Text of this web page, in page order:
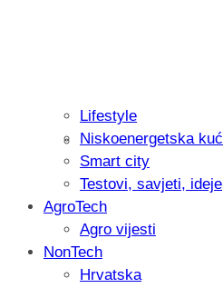
Isprobali smo:
Lifestyle
Niskoenergetska
Smart city
Testovi, savjeti, ideje
AgroTech
Agro vijesti
NonTech
Hrvatska